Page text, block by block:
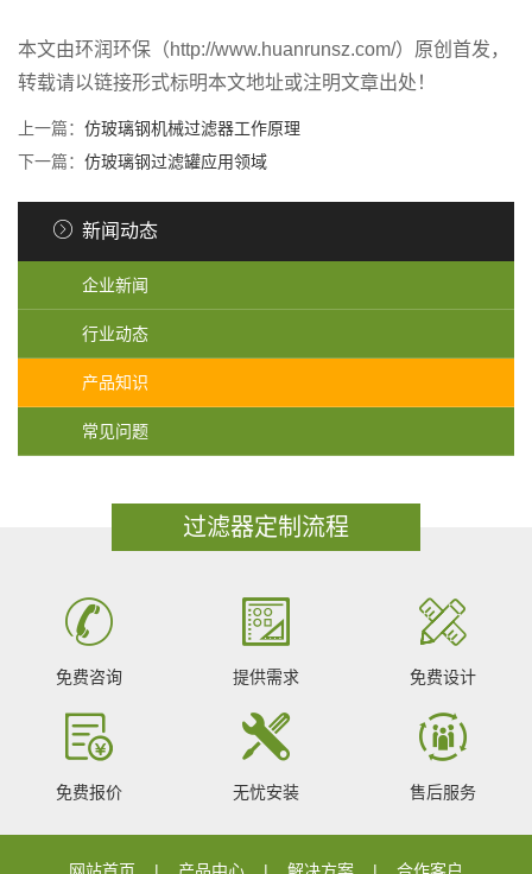
本文由环润环保（http://www.huanrunsz.com/）原创首发，
转载请以链接形式标明本文地址或注明文章出处！
上一篇： 仿玻璃钢机械过滤器工作原理
下一篇： 仿玻璃钢过滤罐应用领域
新闻动态
企业新闻
行业动态
产品知识
常见问题
过滤器定制流程
免费咨询 提供需求 免费设计
免费报价 无忧安装 售后服务